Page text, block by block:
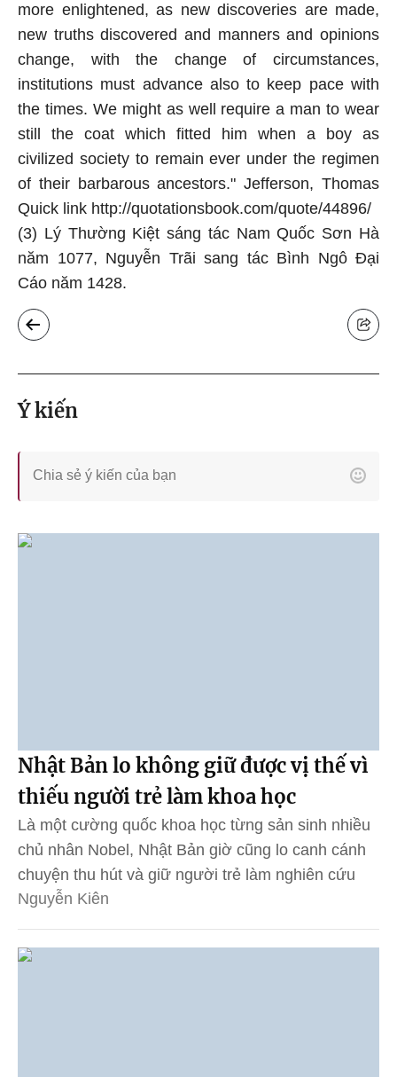
more enlightened, as new discoveries are made,
new truths discovered and manners and opinions
change, with the change of circumstances,
institutions must advance also to keep pace with
the times. We might as well require a man to wear
still the coat which fitted him when a boy as
civilized society to remain ever under the regimen
of their barbarous ancestors." Jefferson, Thomas
Quick link http://quotationsbook.com/quote/44896/
(3) Lý Thường Kiệt sáng tác Nam Quốc Sơn Hà
năm 1077, Nguyễn Trãi sang tác Bình Ngô Đại
Cáo năm 1428.
Ý kiến
Nhật Bản lo không giữ được vị thế vì
thiếu người trẻ làm khoa học
Là một cường quốc khoa học từng sản sinh nhiều
chủ nhân Nobel, Nhật Bản giờ cũng lo canh cánh
chuyện thu hút và giữ người trẻ làm nghiên cứu
Nguyễn Kiên